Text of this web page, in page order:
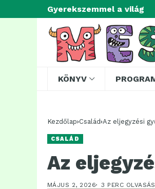
Gyerekszemmel a világ
KÖNYV
Kezdőlap Család Az eljegyzési
CSALÁD
Az
MÁJUS 2, 2026 3 PERC OLVASÁS